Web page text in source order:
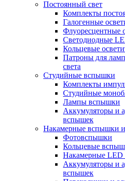
Постоянный свет
Комплекты
Галогенные
Флуоресцентные
Светодиодные
Кольцевые
Патроны для
света
Студийные вспышки
Комплекты
Студийные
Лампы вспышки
Аккумуляторы и
вспышек
Накамерные вспышки и
Фотовспышки
Кольцевые
Накамерные LED
Аккумуляторы и
вспышек